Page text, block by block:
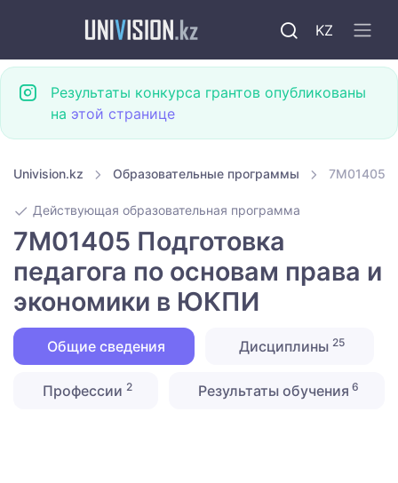
KZ
Результаты конкурса грантов опубликованы
на этой странице
Univision.kz Образовательные программы 7M01405
Действующая образовательная программа
7M01405 Подготовка
педагога по основам права и
экономики в ЮКПИ
Общие сведения Дисциплины 25
Профессии 2 Результаты обучения 6